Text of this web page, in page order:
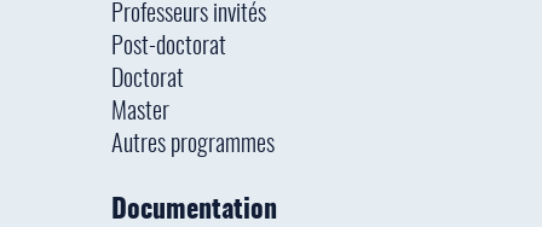
Professeurs invités
Post-doctorat
Doctorat
Master
Autres programmes
Documentation